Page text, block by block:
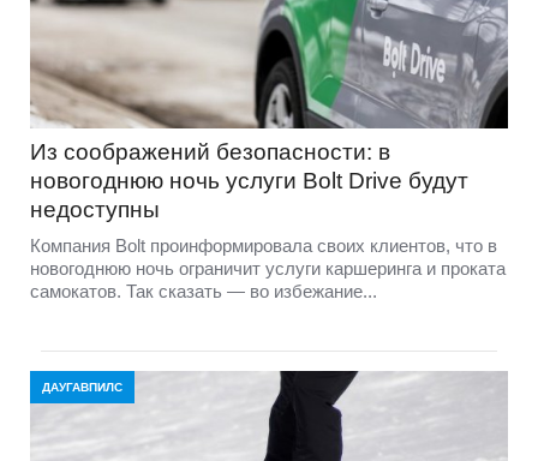
Из соображений безопасности: в
новогоднюю ночь услуги Bolt Drive будут
недоступны
Компания Bolt проинформировала своих клиентов, что в
новогоднюю ночь ограничит услуги каршеринга и проката
самокатов. Так сказать — во избежание...
ДАУГАВПИЛС